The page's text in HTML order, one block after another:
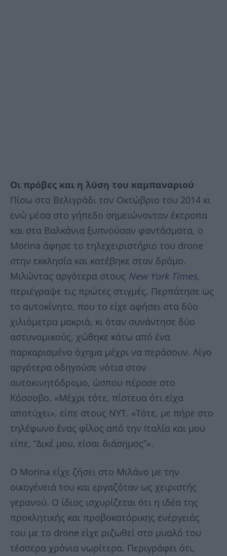
Οι πρόβες και η λύση του καμπαναριού
Πίσω στο Βελιγράδι τον Οκτώβριο του 2014 κι
ενώ μέσα στο γήπεδο σημειώνονταν έκτροπα
και στα Βαλκάνια ξυπνούσαν φαντάσματα, ο
Morina άφησε το τηλεχειριστήριο του drone
στην εκκλησία και κατέβηκε στον δρόμο.
Μιλώντας αργότερα στους New York Times,
περιέγραψε τις πρώτες στιγμές. Περπάτησε ως
το αυτοκίνητο, που το είχε αφήσει στα δύο
χιλιόμετρα μακριά, κι όταν συνάντησε δύο
αστυνομικούς, χώθηκε κάτω από ένα
παρκαρισμένο όχημα μέχρι να περάσουν. Λίγο
αργότερα οδηγούσε νότια στον
αυτοκινητόδρομο, ώσπου πέρασε στο
Κόσσοβο. «Μέχρι τότε, πίστευα ότι είχα
αποτύχει», είπε στους ΝΥΤ. «Τότε, με πήρε στο
τηλέφωνο ένας φίλος από την Ιταλία και μου
είπε, “Δικέ μου, είσαι διάσημος”».
Ο Morina είχε ζήσει στο Μιλάνο με την
οικογένειά του και εργαζόταν ως χειριστής
γερανού. Ο ίδιος ισχυρίζεται ότι η ιδέα της
προκλητικής και προβοκατόρικης ενέργειάς
του με το drone είχε ριζωθεί στο μυαλό του
τέσσερα χρόνια νωρίτερα. Περιγράφει ότι,